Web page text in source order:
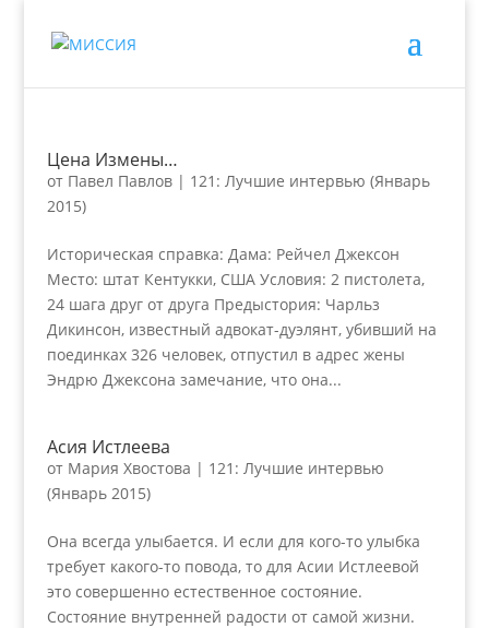
Цена Измены…
от Павел Павлов| 121: Лучшие интервью (Январь
2015)
Историческая справка: Дама: Рейчел Джексон
Место: штат Кентукки, США Условия: 2 пистолета,
24 шага друг от друга Предыстория: Чарльз
Дикинсон, известный адвокат-дуэлянт, убивший на
поединках 326 человек, отпустил в адрес жены
Эндрю Джексона замечание, что она...
Асия Истлеева
от Мария Хвостова | 121: Лучшие интервью
(Январь 2015)
Она всегда улыбается. И если для кого-то улыбка
требует какого-то повода, то для Асии Истлеевой
это совершенно естественное состояние.
Состояние внутренней радости от самой жизни.